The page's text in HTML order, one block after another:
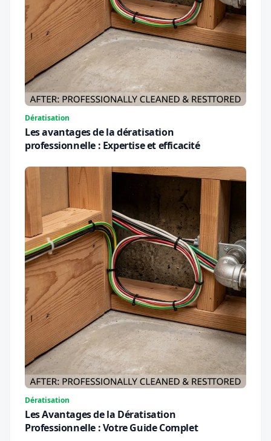
Dératisation
Les avantages de la dératisation
professionnelle : Expertise et efficacité
Dératisation
Les Avantages de la Dératisation
Professionnelle : Votre Guide Complet